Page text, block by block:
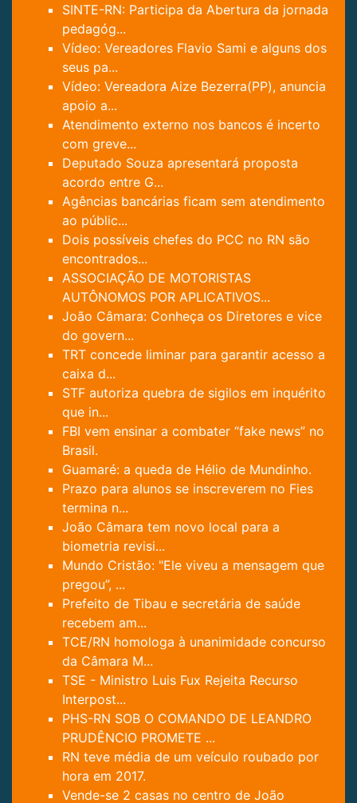
SINTE-RN: Participa da Abertura da jornada
pedagóg...
Vídeo: Vereadores Flavio Sami e alguns dos
seus pa...
Vídeo: Vereadora Aize Bezerra(PP), anuncia
apoio a...
Atendimento externo nos bancos é incerto
com greve...
Deputado Souza apresentará proposta
acordo entre G...
Agências bancárias ficam sem atendimento
ao públic...
Dois possíveis chefes do PCC no RN são
encontrados...
ASSOCIAÇÃO DE MOTORISTAS
AUTÔNOMOS POR APLICATIVOS...
João Câmara: Conheça os Diretores e vice
do govern...
TRT concede liminar para garantir acesso a
caixa d...
STF autoriza quebra de sigilos em inquérito
que in...
FBI vem ensinar a combater “fake news” no
Brasil.
Guamaré: a queda de Hélio de Mundinho.
Prazo para alunos se inscreverem no Fies
termina n...
João Câmara tem novo local para a
biometria revisi...
Mundo Cristão: "Ele viveu a mensagem que
pregou”, ...
Prefeito de Tibau e secretária de saúde
recebem am...
TCE/RN homologa à unanimidade concurso
da Câmara M...
TSE - Ministro Luis Fux Rejeita Recurso
Interpost...
PHS-RN SOB O COMANDO DE LEANDRO
PRUDÊNCIO PROMETE ...
RN teve média de um veículo roubado por
hora em 2017.
Vende-se 2 casas no centro de João